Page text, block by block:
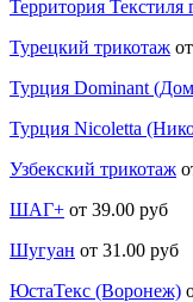
Территория Текстиля
Турецкий трикотаж
Турция Dominant
Турция Nicoletta
Узбекский трикотаж
ШАГ+ от 39.00 руб
Шугуан от 31.00 руб
ЮстаТекс (Воронеж)